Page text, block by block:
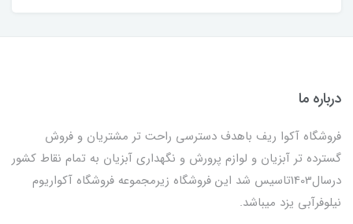
درباره ما
فروشگاه آکوا ریف باهدف دسترسی راحت تر مشتریان و فروش
گسترده تر آبزیان و لوازم پرورش و نگهداری آبزیان به تمام نقاط کشور
درسال1403تاسیس شد این فروشگاه زیرمجموعه فروشگاه آکواریوم
نیلوفرآبی یزد میباشد.